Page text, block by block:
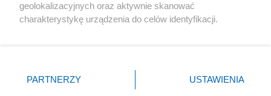
geolokalizacyjnych oraz aktywnie skanować
charakterystykę urządzenia do celów identyfikacji.
zmienić/wycofać klikając przycisk ustawień prywatności
znajdujący się w lewym dolnym rogu strony
PARTNERZY USTAWIENIA